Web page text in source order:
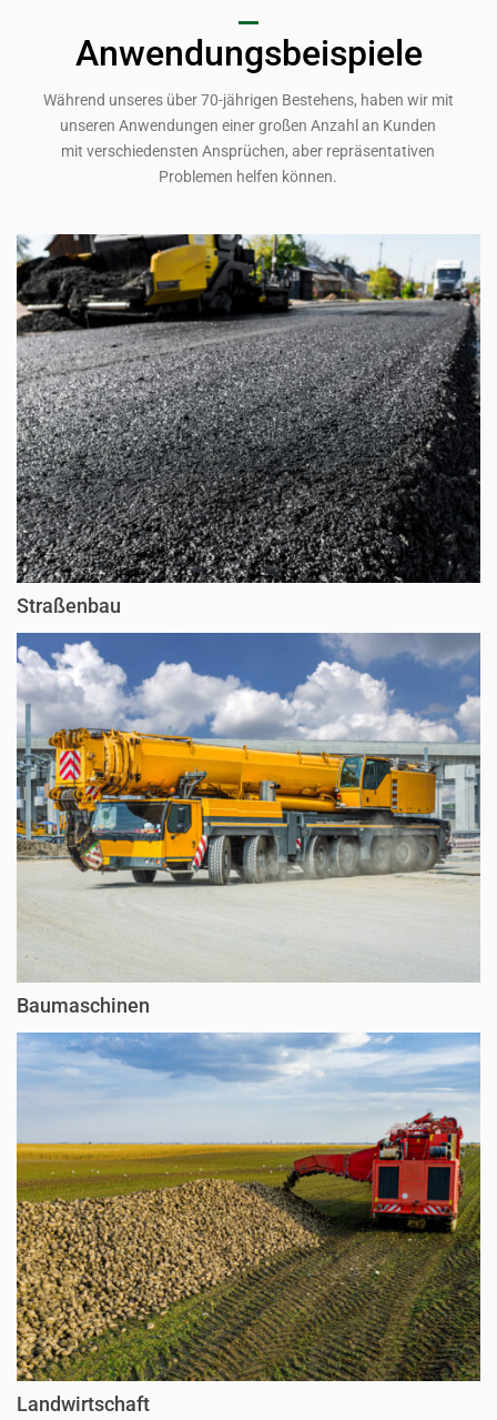
Anwendungsbeispiele
Während unseres über 70-jährigen Bestehens, haben wir mit
unseren Anwendungen einer großen Anzahl an Kunden
mit verschiedensten Ansprüchen, aber repräsentativen
Problemen helfen können.
Straßenbau
Baumaschinen
Landwirtschaft